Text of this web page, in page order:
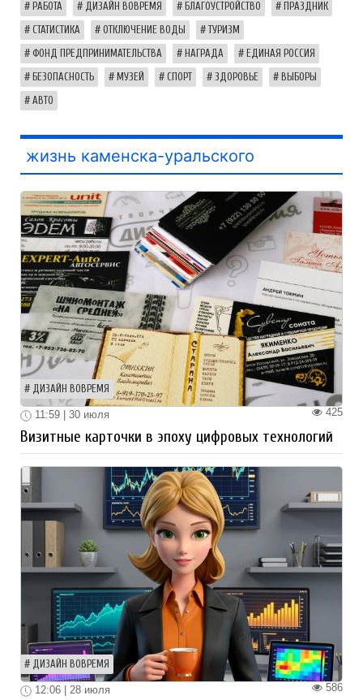
РАБОТА ДИЗАЙН ВОВРЕМЯ БЛАГОУСТРОЙСТВО ПРАЗДНИК
СТАТИСТИКА ОТКЛЮЧЕНИЕ ВОДЫ ТУРИЗМ
ФОНД ПРЕДПРИНИМАТЕЛЬСТВА НАГРАДА ЕДИНАЯ РОССИЯ
БЕЗОПАСНОСТЬ МУЗЕЙ СПОРТ ЗДОРОВЬЕ ВЫБОРЫ
АВТО
жизнь каменска-уральского
ДИЗАЙН ВОВРЕМЯ
425
11:59 | 30 июля
Визитные карточки в эпоху цифровых технологий
ДИЗАЙН ВОВРЕМЯ
586
12:06 | 28 июля